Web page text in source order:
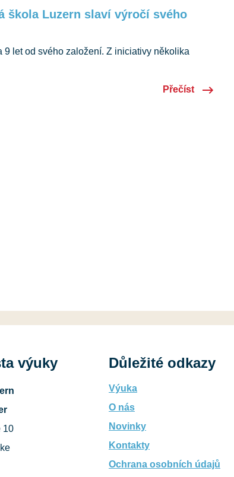
škola Luzern slaví výročí svého
let od svého založení. Z iniciativy několika
Přečíst
výuky
10
Důležité odkazy
Výuka
O nás
Novinky
Kontakty
Ochrana osobních údajů